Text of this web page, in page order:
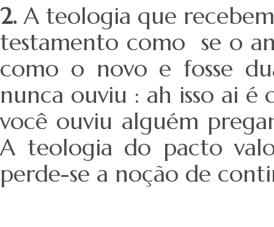
2. A teologia que
testamento como se o
como o novo e fosse
nunca ouviu : ah isso ai é
você ouviu alguém
A teologia do pacto
perde-se a noção de